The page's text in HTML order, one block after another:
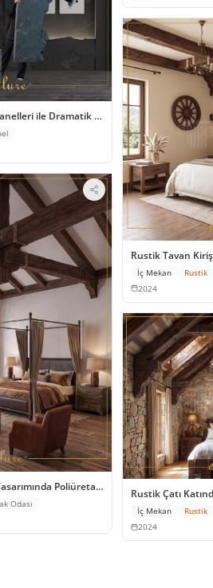
ile Dramatik Duvar Tasarımları
Poliüretan Kütük Kiriş Estetiği
Odası
Rustik Tavan
İç Mekan Rustik
2024
Rustik Çatı
İç Mekan Rustik
2024